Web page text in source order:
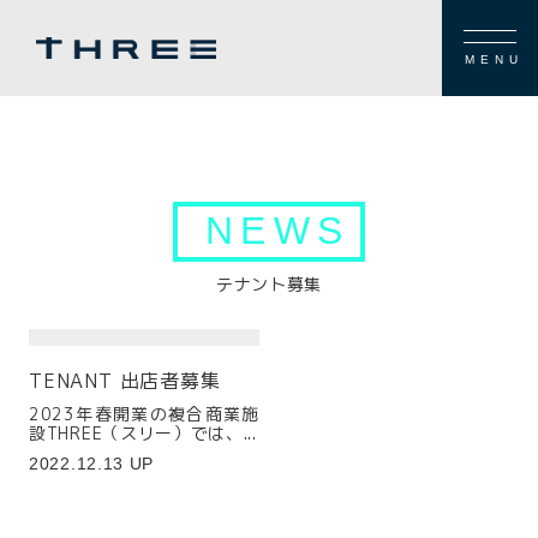
MENU
NEWS
テナント募集
TENANT 出店者募集
2023年春開業の複合商業施
設THREE（スリー）では、...
2022.12.13 UP